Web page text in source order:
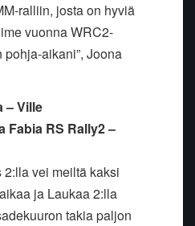
ralliin, josta on hyviä
vuonna WRC2-
aikani”, Joona
– Ville
Fabia RS Rally2 –
2:lla vei meiltä kaksi
ja Laukaa 2:lla
takia paljon